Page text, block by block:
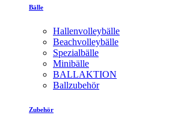
Bälle
Hallenvolleybälle
Beachvolleybälle
Spezialbälle
Minibälle
BALLAKTION
Ballzubehör
Zubehör